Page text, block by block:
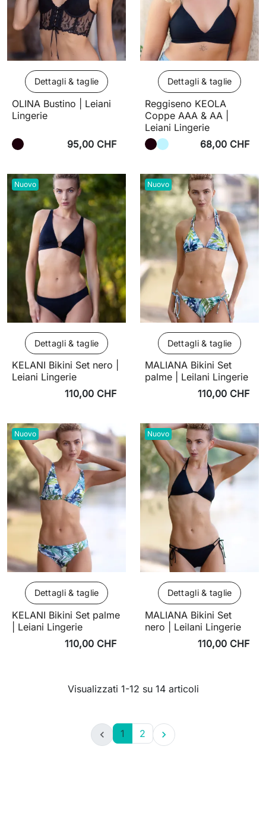
Dettagli & taglie
OLINA Bustino | Leiani
Lingerie
95,00 CHF
Dettagli & taglie
Reggiseno KEOLA
Coppe AAA & AA |
Leiani Lingerie
68,00 CHF
Nuovo
Dettagli & taglie
KELANI Bikini Set nero |
Leiani Lingerie
110,00 CHF
Nuovo
Dettagli & taglie
MALIANA Bikini Set
palme | Leilani Lingerie
110,00 CHF
Nuovo
Dettagli & taglie
KELANI Bikini Set palme
| Leiani Lingerie
110,00 CHF
Nuovo
Dettagli & taglie
MALIANA Bikini Set
nero | Leilani Lingerie
110,00 CHF
Visualizzati 1-12 su 14 articoli
 1 2 